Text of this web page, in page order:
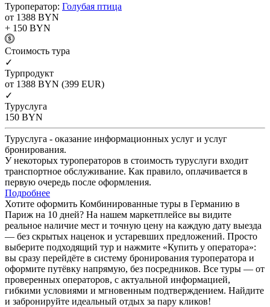
Туроператор: Голубая птица
от 1388 BYN
+ 150 BYN
Cтоимость тура
✓
Турпродукт
от 1388 BYN (399 EUR)
✓
Туруслуга
150 BYN
Туруслуга - оказание информационных услуг и услуг
бронирования.
У некоторых туроператоров в стоимость туруслуги входит
транспортное обслуживание. Как правило, оплачивается в
первую очередь после оформления.
Подробнее
Хотите оформить Комбинированные туры в Германию в
Париж на 10 дней? На нашем маркетплейсе вы видите
реальное наличие мест и точную цену на каждую дату выезда
— без скрытых наценок и устаревших предложений. Просто
выберите подходящий тур и нажмите «Купить у оператора»:
вы сразу перейдёте в систему бронирования туроператора и
оформите путёвку напрямую, без посредников. Все туры — от
проверенных операторов, с актуальной информацией,
гибкими условиями и мгновенным подтверждением. Найдите
и забронируйте идеальный отдых за пару кликов!